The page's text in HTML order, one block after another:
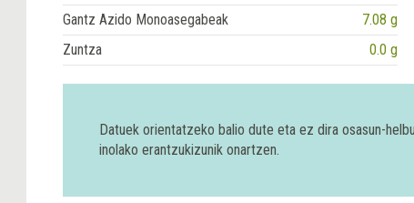
Gantz Azido Monoasegabeak
7.08 g
Zuntza
0.0 g
Datuek orientatzeko balio dute eta ez dira osasun-
inolako erantzukizunik onartzen.